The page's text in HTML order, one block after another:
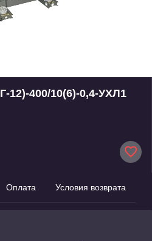
12)-400/10(6)-0,4-УХЛ1
Оплата Условия возврата